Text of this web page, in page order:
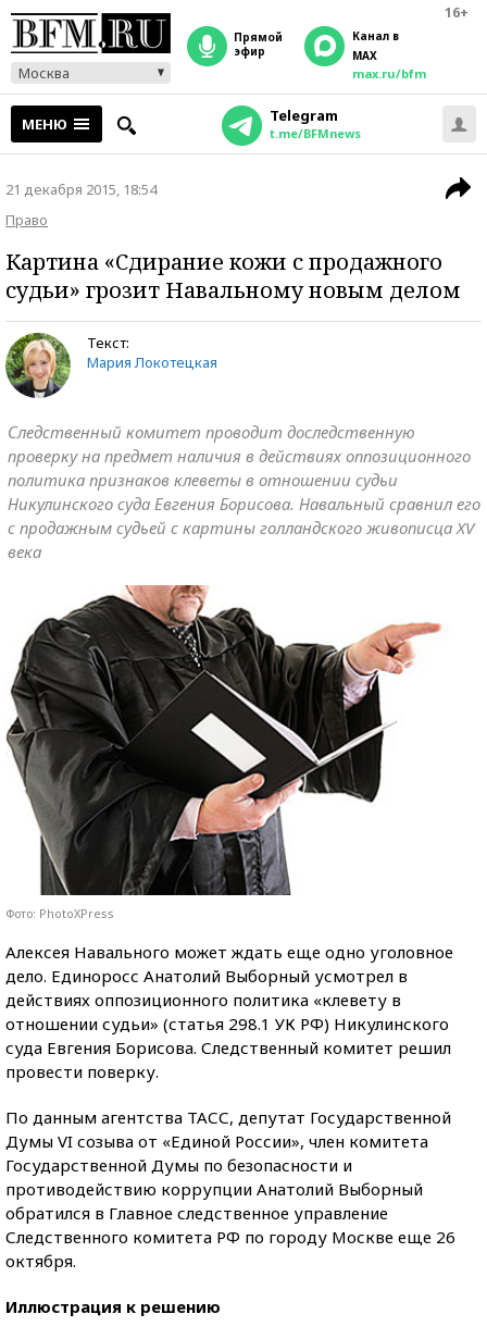
16+
Москва
прямой
эфир
Канал в
MAX
max.ru/bfm
МЕНЮ Telegram
t.me/BFMnews
21 декабря 2015, 18:54
Право
Картина «Сдирание кожи с продажного
судьи» грозит Навальному новым делом
Текст:
Мария Локотецкая
Следственный комитет проводит доследственную
проверку на предмет наличия в действиях оппозиционного
политика признаков клеветы в отношении судьи
Никулинского суда Евгения Борисова. Навальный сравнил его
с продажным судьей с картины голландского живописца XV
века
Фото: PhotoXPress
Алексея Навального может ждать еще одно уголовное
дело. Единоросс Анатолий Выборный усмотрел в
действиях оппозиционного политика «клевету в
отношении судьи» (статья 298.1 УК РФ) Никулинского
суда Евгения Борисова. Следственный комитет решил
провести поверку.
По данным агентства ТАСС, депутат Государственной
Думы VI созыва от «Единой России», член комитета
Государственной Думы по безопасности и
противодействию коррупции Анатолий Выборный
обратился в Главное следственное управление
Следственного комитета РФ по городу Москве еще 26
октября.
Иллюстрация к решению